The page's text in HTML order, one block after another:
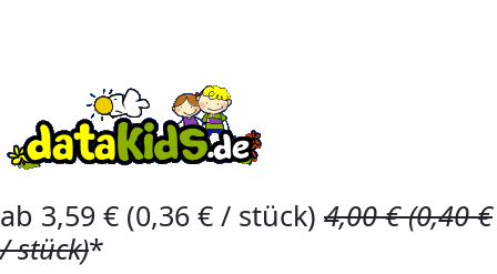
ab 3,59 € (0,36 € / stück) 4,00 € (0,40 €
/ stück)*